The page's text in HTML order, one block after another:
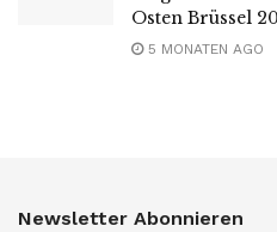
Osten Brüssel
5 MONATEN AGO
Newsletter Abonnieren